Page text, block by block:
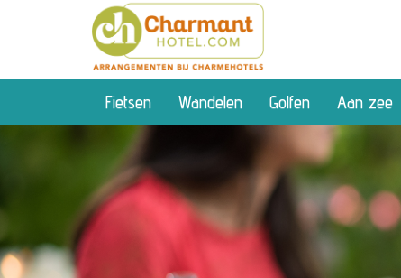
Fietsen Wandelen Golfen Aan zee